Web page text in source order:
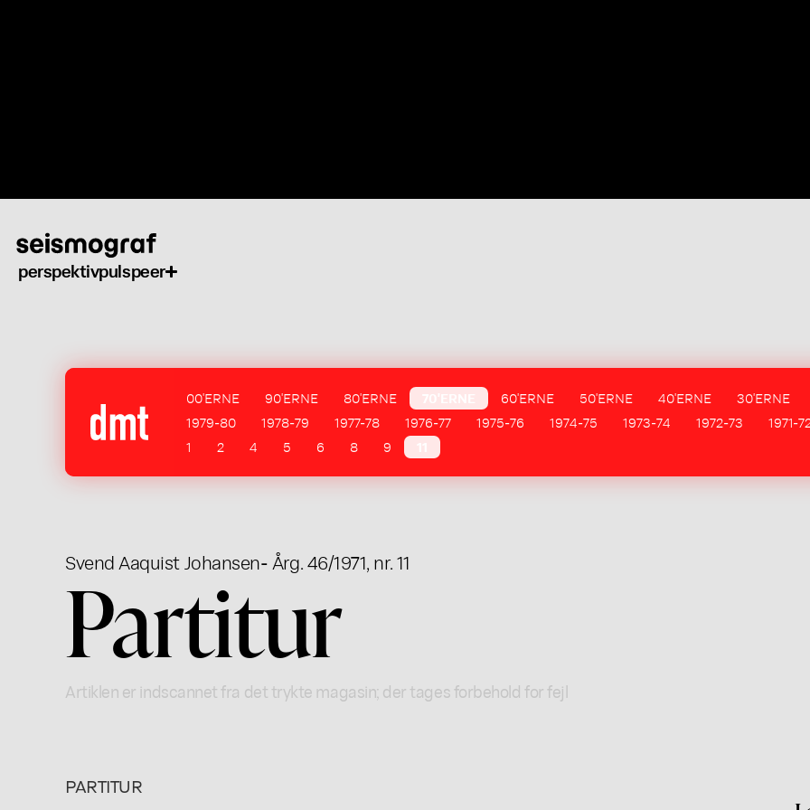
perspektivpulspeer
00'ERNE 90'ERNE 80'ERNE 60'ERNE 50'ERNE 40'ERNE 30'ERNE
1979-80
1978-79 1977-78 1976-77 1975-76 1974-75 1973-74 1972-73 1971-
1
2 4 5 6 8 9
Svend Aaquist Johansen- Årg. 46/1971, nr. 11
Partitur
Artiklen er indscannet fra det trykte magasin; der tages forbehold for fejl
PARTITUR